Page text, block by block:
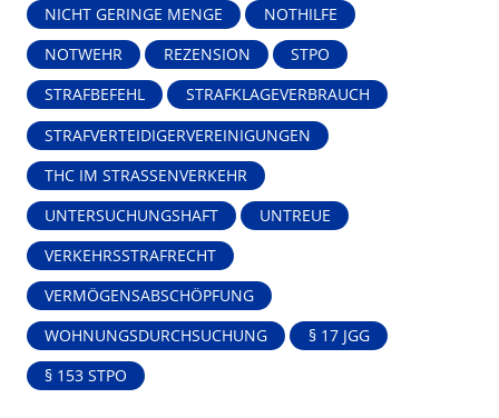
NICHT GERINGE MENGE NOTHILFE
NOTWEHR REZENSION STPO
STRAFBEFEHL STRAFKLAGEVERBRAUCH
STRAFVERTEIDIGERVEREINIGUNGEN
THC IM STRASSENVERKEHR
UNTERSUCHUNGSHAFT UNTREUE
VERKEHRSSTRAFRECHT
VERMÖGENSABSCHÖPFUNG
WOHNUNGSDURCHSUCHUNG § 17 JGG
§ 153 STPO